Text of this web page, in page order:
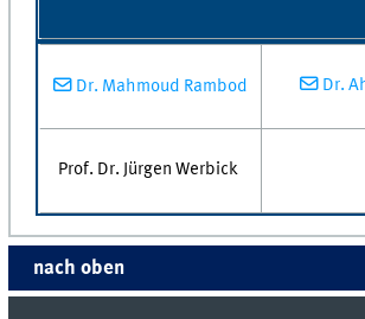
Dr. Mahmoud Rambod Dr.
Prof. Dr. Jürgen Werbick
nach oben